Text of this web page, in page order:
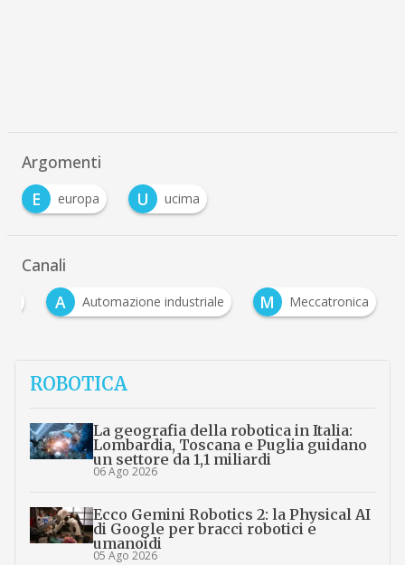
Argomenti
E
europa U ucima
Canali
A Automazione industriale M Meccatronica
ROBOTICA
La geografia della robotica in Italia:
Lombardia, Toscana e Puglia guidano
un settore da 1,1 miliardi
06 Ago 2026
Ecco Gemini Robotics 2: la Physical AI
di Google per bracci robotici e
umanoidi
05 Ago 2026